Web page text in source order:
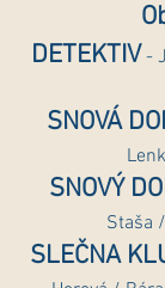
DETEKTIV -
SNOVÁ
SNOVÝ
Staša
SLEČNA